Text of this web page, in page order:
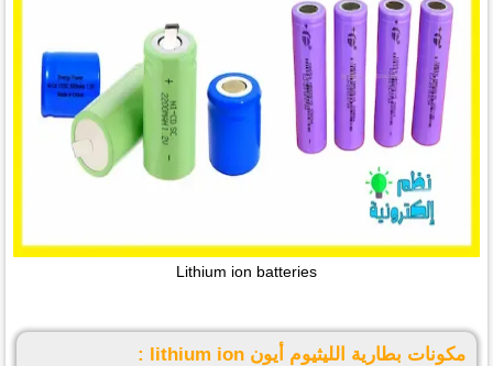
Lithium ion batteries
مكونات بطارية الليثيوم أيون lithium ion :